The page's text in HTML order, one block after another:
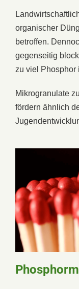
organischer
betroffen.
gegenseitig
zu viel Phosphor
Mikrogranulate
fördern ähnlich